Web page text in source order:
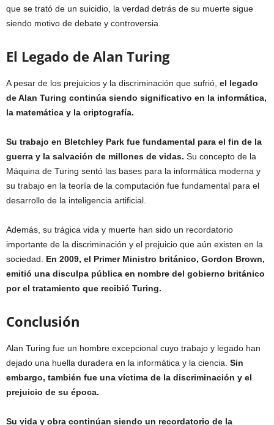
que se trató de un suicidio, la verdad detrás de su muerte sigue
siendo motivo de debate y controversia.
El Legado de Alan Turing
A pesar de los prejuicios y la discriminación que sufrió, el legado
de Alan Turing continúa siendo significativo en la informática,
la matemática y la criptografía.
Su trabajo en Bletchley Park fue fundamental para el fin de la
guerra y la salvación de millones de vidas. Su concepto de la
Máquina de Turing sentó las bases para la informática moderna y
su trabajo en la teoría de la computación fue fundamental para el
desarrollo de la inteligencia artificial.
Además, su trágica vida y muerte han sido un recordatorio
importante de la discriminación y el prejuicio que aún existen en la
sociedad. En 2009, el Primer Ministro británico, Gordon Brown,
emitió una disculpa pública en nombre del gobierno británico
por el tratamiento que recibió Turing.
Conclusión
Alan Turing fue un hombre excepcional cuyo trabajo y legado han
dejado una huella duradera en la informática y la ciencia. Sin
embargo, también fue una víctima de la discriminación y el
prejuicio de su época.
Su vida y obra continúan siendo un recordatorio de la